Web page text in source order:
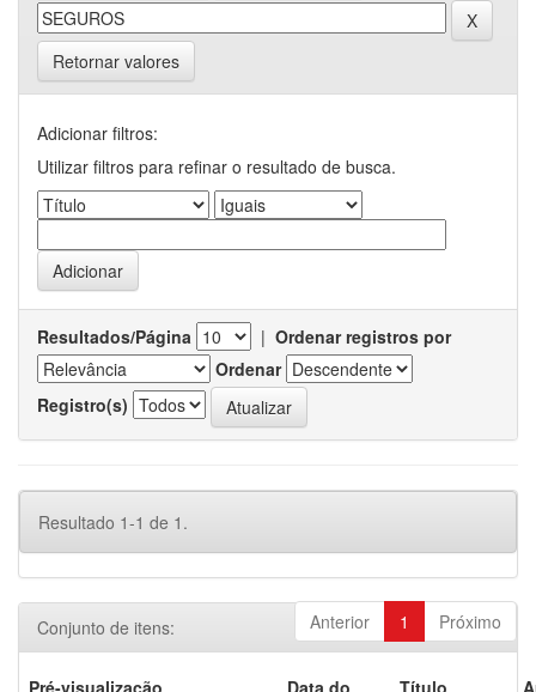
Retornar valores
Adicionar filtros:
Utilizar filtros para refinar o resultado de busca.
Resultados/Página | Ordenar registros por
Ordenar
Registro(s)
Resultado 1-1 de 1.
Anterior 1 Próximo
Conjunto de itens:
Pré-visualização
Data do
Título